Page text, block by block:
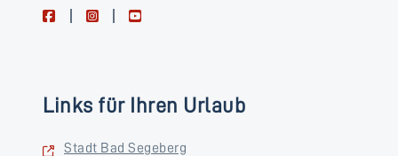
facebookinstagramyoutube
Links für Ihren Urlaub
Stadt Bad Segeberg